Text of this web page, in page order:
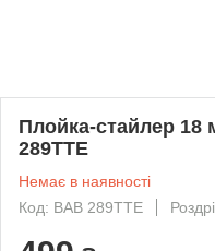
Плойка-стайлер 18
289TTE
Немає в наявності
Код: BAB 289TTE